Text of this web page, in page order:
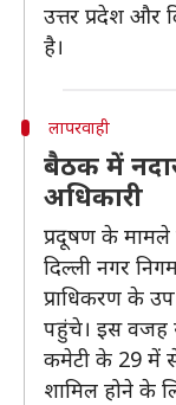
उत्तर प्रदेश और
है।
लापरवाही
बैठक में
अधिकारी
प्रदूषण के
दिल्ली नगर
प्राधिकरण के
पहुंचे। इस वजह
कमेटी के 29 में
शामिल होने के